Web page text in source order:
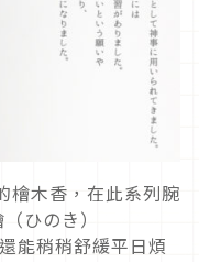
檜木香，在此系列腕
ひのき）
能稍稍舒緩平日煩